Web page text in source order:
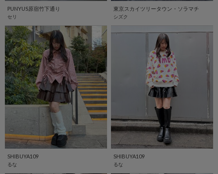
PUNYUS原宿竹下通り
セリ
東京スカイツリータウン・ソラマチ
シズク
SHIBUYA109
るな
SHIBUYA109
るな